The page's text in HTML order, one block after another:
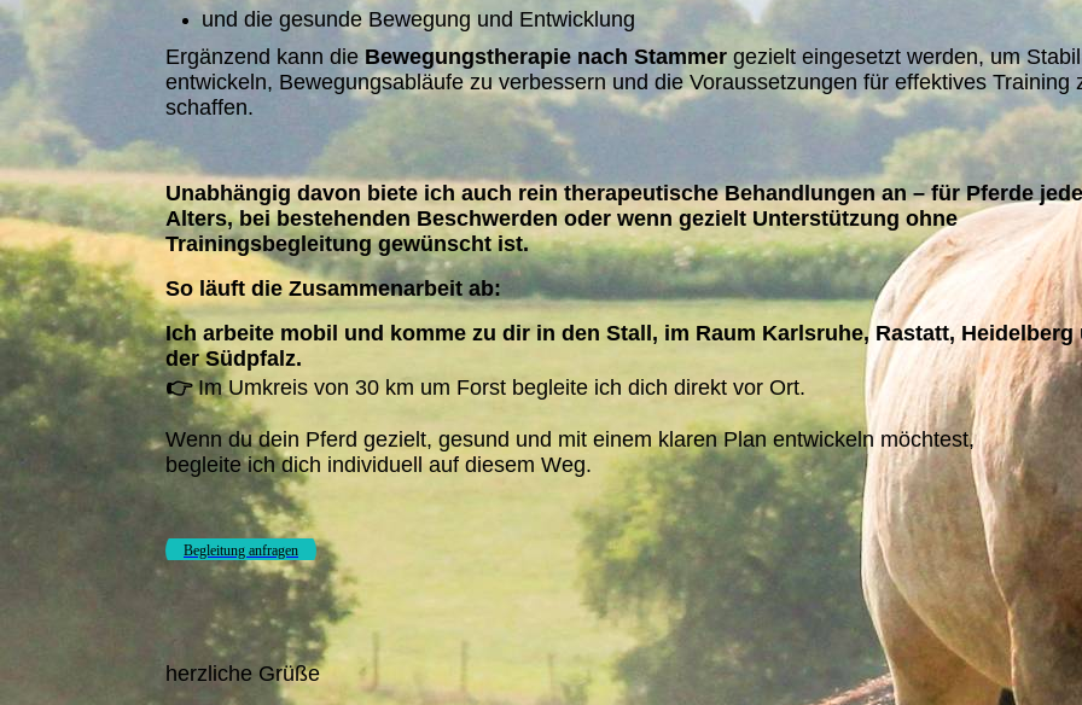
und die gesunde Bewegung und Entwicklung
Ergänzend kann die Bewegungstherapie nach Stammer gezielt eingesetzt werden,um
entwickeln, Bewegungsabläufe zu verbessern und die Voraussetzungen für effektives Training
schaffen.
Unabhängig davon biete ich auch rein therapeutische Behandlungen an – für Pferde
Alters, bei bestehenden Beschwerden oder wenn gezielt Unterstützung ohne
Trainingsbegleitung gewünscht ist.
So läuft die Zusammenarbeit ab:
Ich arbeite mobil und komme zu dir in den Stall, im Raum Karlsruhe, Rastatt, Heidelberg
der Südpfalz.
👉Im Umkreis von 30 km um Forst begleite ich dich direkt vor Ort.
Wenn du dein Pferd gezielt, gesund und mit einem klaren Plan entwickeln möchtest,
begleite ich dich individuell auf diesem Weg.
Begleitung anfragen
herzliche Grüße